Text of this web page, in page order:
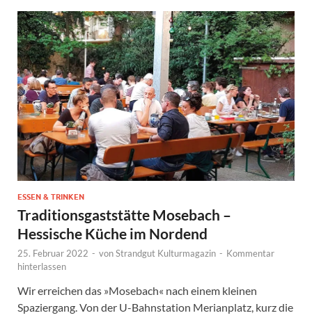
ESSEN & TRINKEN
Traditionsgaststätte Mosebach –
Hessische Küche im Nordend
25. Februar 2022 - vonStrandgut Kulturmagazin - Kommentar
hinterlassen
Wir erreichen das »Mosebach« nach einem kleinen
Spaziergang. Von der U-Bahnstation Merianplatz, kurz die